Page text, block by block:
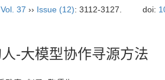
Vol. 37 ›› Issue (12): 3112-3127. doi:
-大模型协作寻源方法